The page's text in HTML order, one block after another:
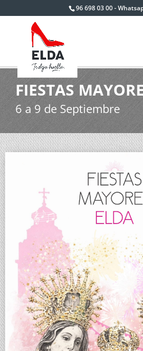
96 698 03 00 -
FIESTAS
6 a 9 de Septiembre